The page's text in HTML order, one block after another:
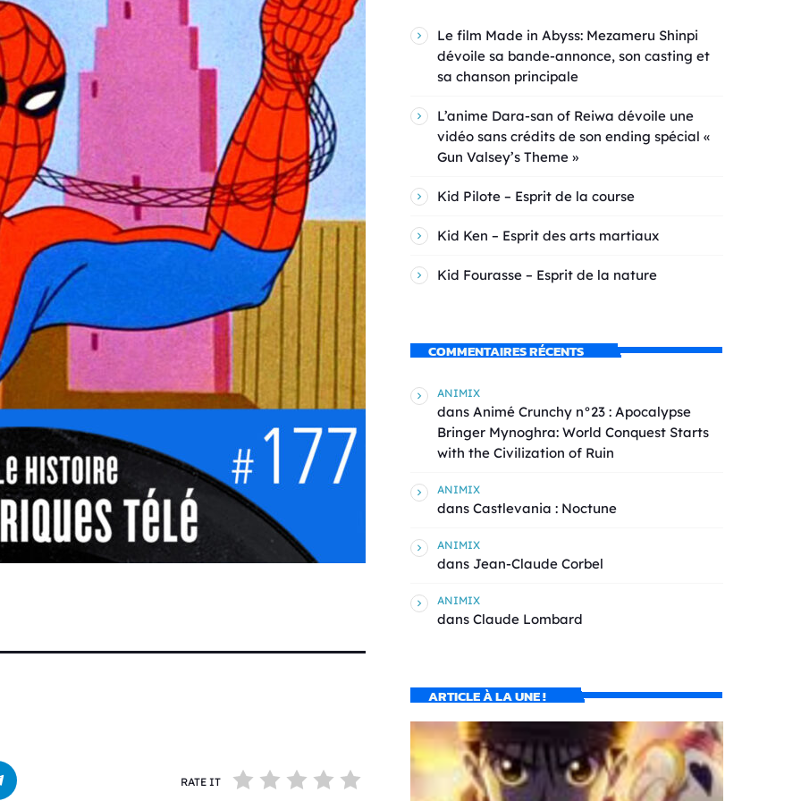
RATE IT
Le film Made in Abyss: Mezameru Shinpi
dévoile sa bande-annonce, son casting et
sa chanson principale
L’anime Dara-san of Reiwa dévoile une
vidéo sans crédits de son ending spécial «
Gun Valsey’s Theme »
Kid Pilote – Esprit de la course
Kid Ken – Esprit des arts martiaux
Kid Fourasse – Esprit de la nature
COMMENTAIRES RÉCENTS
ANIMIX
dans Animé Crunchy n°23 : Apocalypse
Bringer Mynoghra: World Conquest Starts
with the Civilization of Ruin
ANIMIX
dans Castlevania : Noctune
ANIMIX
dans Jean-Claude Corbel
ANIMIX
dans Claude Lombard
ARTICLE À LA UNE !